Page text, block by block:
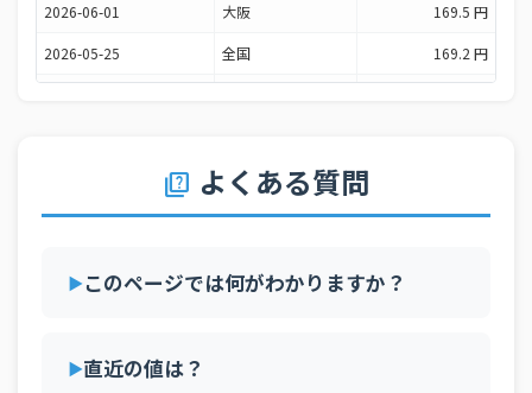
2026-06-01 大阪 169.5 円
2026-05-25 全国 169.2 円
大阪
2026-05-18 全国 169.2 円
quiz よくある質問
このページでは何がわかりますか？
直近の値は？